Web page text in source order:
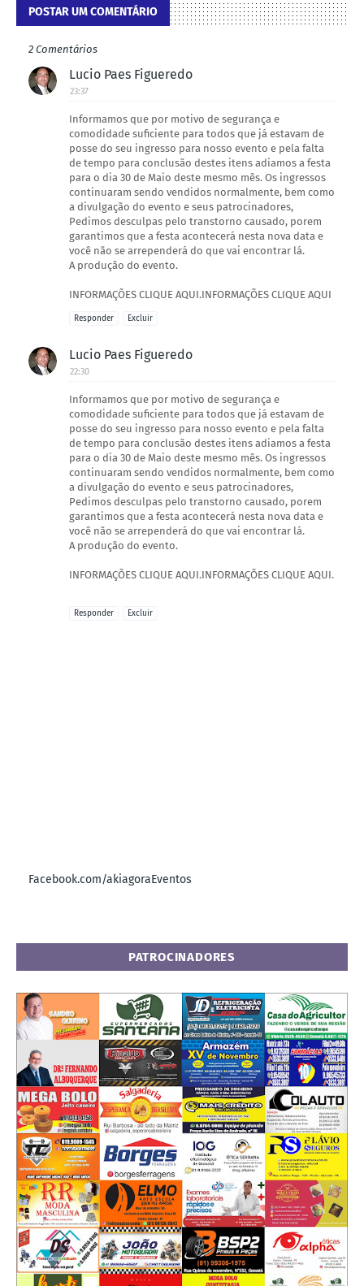
POSTAR UM COMENTÁRIO
2 Comentários
Lucio Paes Figueredo
23:37
Informamos que por motivo de segurança e
comodidade suficiente para todos que já estavam de
posse do seu ingresso para nosso evento e pela falta
de tempo para conclusão destes itens adiamos a festa
para o dia 30 de Maio deste mesmo mês. Os ingressos
continuaram sendo vendidos normalmente, bem como
a divulgação do evento e seus patrocinadores,
Pedimos desculpas pelo transtorno causado, porem
garantimos que a festa acontecerá nesta nova data e
você não se arrependerá do que vai encontrar lá.
A produção do evento.
INFORMAÇÕES CLIQUE AQUI.INFORMAÇÕES CLIQUE AQUI
Responder Excluir
Lucio Paes Figueredo
22:30
Informamos que por motivo de segurança e
comodidade suficiente para todos que já estavam de
posse do seu ingresso para nosso evento e pela falta
de tempo para conclusão destes itens adiamos a festa
para o dia 30 de Maio deste mesmo mês. Os ingressos
continuaram sendo vendidos normalmente, bem como
a divulgação do evento e seus patrocinadores,
Pedimos desculpas pelo transtorno causado, porem
garantimos que a festa acontecerá nesta nova data e
você não se arrependerá do que vai encontrar lá.
A produção do evento.
INFORMAÇÕES CLIQUE AQUI.INFORMAÇÕES CLIQUE AQUI.
Responder Excluir
Facebook.com/akiagoraEventos
PATROCINADORES